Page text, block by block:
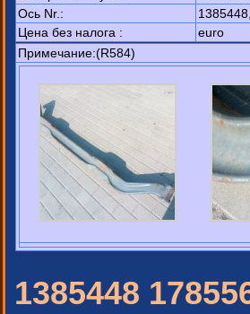
Ось Nr.:
Цена без налога :
euro
Примечание:(R584)
1385448